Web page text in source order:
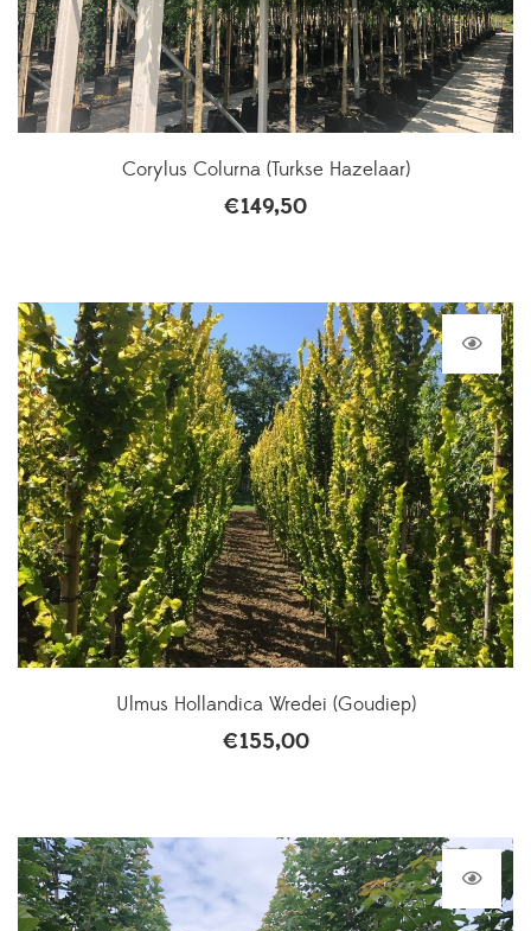
Corylus Colurna (Turkse Hazelaar)
€149,50
Ulmus Hollandica Wredei (Goudiep)
€155,00